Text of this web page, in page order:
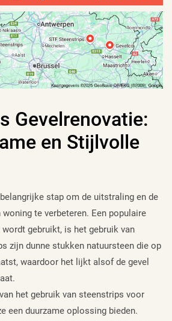
Gevelrenovatie:
en Stijlvolle
stap om de uitstraling en de
woning te verbeteren. Een populaire
gebruikt, is het gebruik van
zijn dunne stukken natuursteen die op
waardoor het lijkt alsof de gevel
het gebruik van steenstrips voor
een duurzame oplossing bieden.